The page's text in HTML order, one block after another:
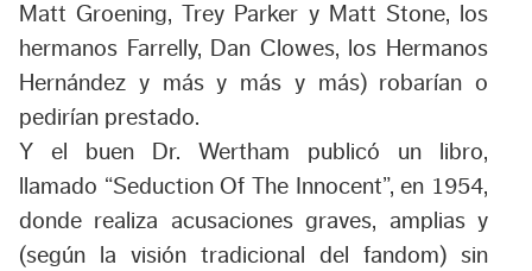
Matt Groening, Trey Parker y Matt Stone, los
hermanos Farrelly, Dan Clowes, los Hermanos
Hernández y más y más y más) robarían o
pedirían prestado.
Y el buen Dr. Wertham publicó un libro,
llamado “Seduction Of The Innocent”, en 1954,
donde realiza acusaciones graves, amplias y
(según la visión tradicional del fandom) sin